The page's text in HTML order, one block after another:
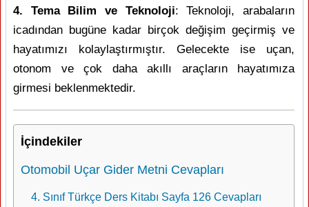
4. Tema Bilim ve Teknoloji: Teknoloji, arabaların
icadından bugüne kadar birçok değişim geçirmiş ve
hayatımızı kolaylaştırmıştır. Gelecekte ise uçan,
otonom ve çok daha akıllı araçların hayatımıza
girmesi beklenmektedir.
İçindekiler
Otomobil Uçar Gider Metni Cevapları
4. Sınıf Türkçe Ders Kitabı Sayfa 126 Cevapları